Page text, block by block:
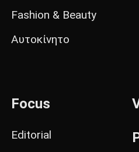
Fashion & Beauty
Αυτοκίνητο
Focus
Editorial